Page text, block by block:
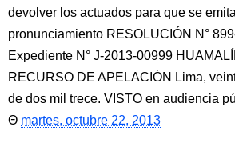
devolver los actuados para que se
pronunciamiento RESOLUCIÓN N°
Expediente N° J-2013-00999
RECURSO DE APELACIÓN Lima,
de dos mil trece. VISTO en audiencia
martes, octubre 22, 2013